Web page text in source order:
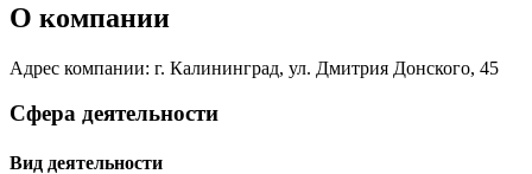
О компании
Адрес компании: г. Калининград, ул. Дмитрия Донского, 45
Сфера деятельности
Вид деятельности